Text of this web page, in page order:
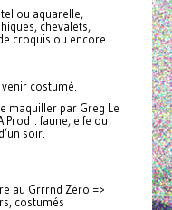
ou aquarelle,
chevalets,
croquis ou encore
costumé.
maquiller par Greg Le
Prod : faune, elfe ou
soir.
au Grrrnd Zero =>
costumés